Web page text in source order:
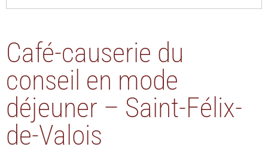
Café-causerie du
conseil en mode
déjeuner – Saint-Félix-
de-Valois